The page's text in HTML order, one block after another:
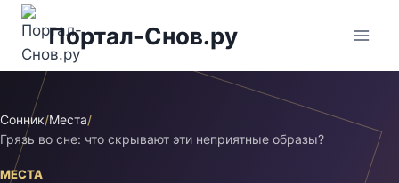
Перейти
содержимому
Портал-Снов.ру
Сонник/Места/
Грязь во сне: что скрывают эти неприятные образы?
МЕСТА